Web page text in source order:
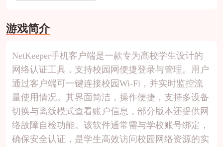
游戏简介
NetKeeper手机客户端是一款专为高校学生设计的
网络认证工具，支持校园网便捷登录与管理。用户
通过客户端可一键连接校园Wi-Fi，并实时监控流
量使用情况。其界面简洁，操作便捷，支持多设备
切换与离线模式查看账户信息，部分版本还提供网
络故障自检功能。该软件通常需与学校账号绑定，
确保安全认证，是学生高效访问校园网络资源的实